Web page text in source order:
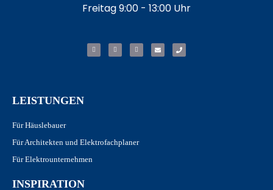
Freitag 9:00 - 13:00 Uhr
LEISTUNGEN
Für Häuslebauer
Für Architekten und Elektrofachplaner
Für Elektrounternehmen
INSPIRATION